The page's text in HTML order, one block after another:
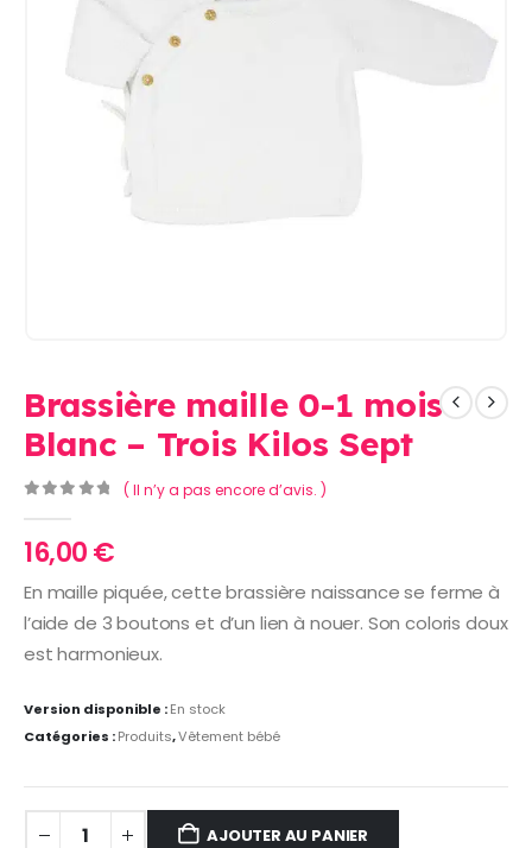
Brassière maille 0-1 mois
Blanc – Trois Kilos Sept
( Il n’y a pas encore d’avis. )
16,00€
En maille piquée, cette brassière naissance se ferme à
l’aide de 3 boutons et d’un lien à nouer. Son coloris doux
est harmonieux.
Version disponible :En stock
Catégories :Produits,Vêtement bébé
AJOUTER AU PANIER